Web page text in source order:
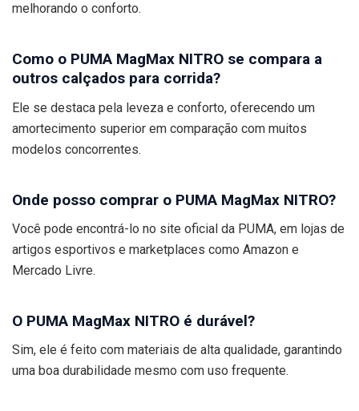
melhorando o conforto.
Como o PUMA MagMax NITRO se compara a
outros calçados para corrida?
Ele se destaca pela leveza e conforto, oferecendo um
amortecimento superior em comparação com muitos
modelos concorrentes.
Onde posso comprar o PUMA MagMax NITRO?
Você pode encontrá-lo no site oficial da PUMA, em lojas de
artigos esportivos e marketplaces como Amazon e
Mercado Livre.
O PUMA MagMax NITRO é durável?
Sim, ele é feito com materiais de alta qualidade, garantindo
uma boa durabilidade mesmo com uso frequente.